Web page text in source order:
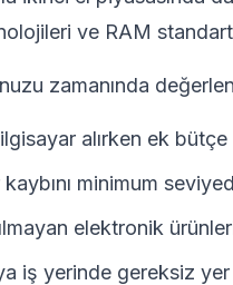
ve RAM
zamanında
alırken ek bütçe
minimum
elektronik
iş yerinde gereksiz yer